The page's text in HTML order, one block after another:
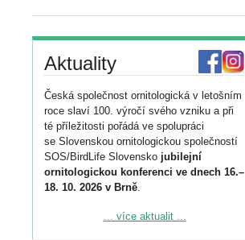
Aktuality
Česká společnost ornitologická v letošním
roce slaví 100. výročí svého vzniku a při
té příležitosti pořádá ve spolupráci
se Slovenskou ornitologickou společností
SOS/BirdLife Slovensko jubilejní
ornitologickou konferenci ve dnech 16.–
18. 10. 2026 v Brně.
Podrobnější informace ke konferenci
... více aktualit ...